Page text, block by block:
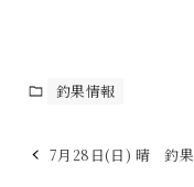
釣果情報
7月28日(日) 晴 釣果